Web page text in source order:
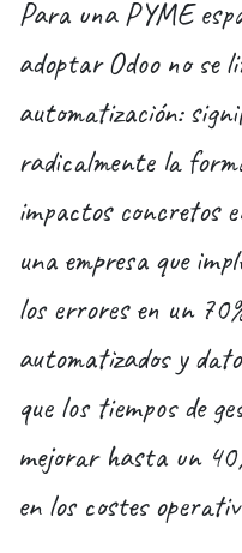
Para una PYME
adoptar Odoo no se
automatización:
radicalmente la
impactos concretos
una empresa que
los errores en un
automatizados y
que los tiempos de
mejorar hasta un
en los costes